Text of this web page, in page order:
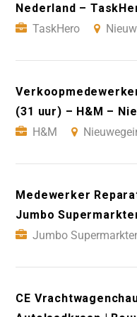
Nederland –
TaskHero
(31 uur) – H&M –
H&M
Medewerker
Jumbo
Jumbo
CE